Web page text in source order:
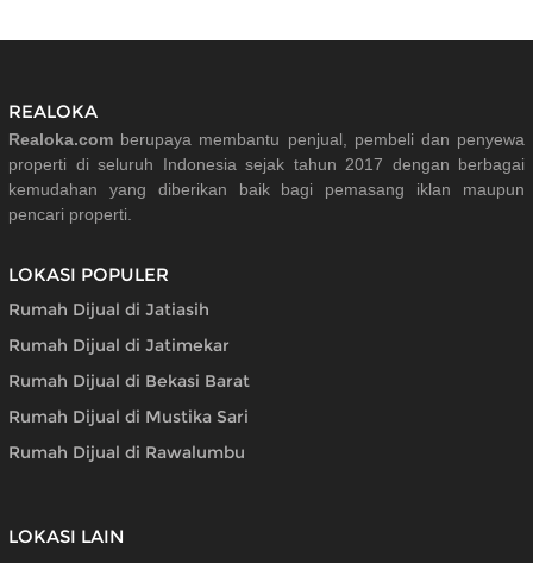
REALOKA
Realoka.com berupaya membantu penjual, pembeli dan penyewa
properti di seluruh Indonesia sejak tahun 2017 dengan berbagai
kemudahan yang diberikan baik bagi pemasang iklan maupun
pencari properti.
LOKASI POPULER
Rumah Dijual di Jatiasih
Rumah Dijual di Jatimekar
Rumah Dijual di Bekasi Barat
Rumah Dijual di Mustika Sari
Rumah Dijual di Rawalumbu
LOKASI LAIN